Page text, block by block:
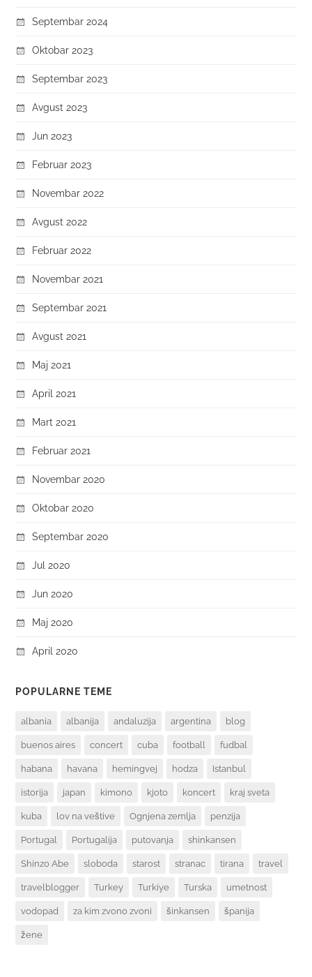
Septembar 2024
Oktobar 2023
Septembar 2023
Avgust 2023
Jun 2023
Februar 2023
Novembar 2022
Avgust 2022
Februar 2022
Novembar 2021
Septembar 2021
Avgust 2021
Maj 2021
April 2021
Mart 2021
Februar 2021
Novembar 2020
Oktobar 2020
Septembar 2020
Jul 2020
Jun 2020
Maj 2020
April 2020
POPULARNE TEME
albania albanija andaluzija argentina blog
buenos aires concert cuba football fudbal
habana havana hemingvej hodza Istanbul
istorija japan kimono kjoto koncert kraj sveta
kuba lov na veštive Ognjena zemlja penzija
Portugal Portugalija putovanja shinkansen
Shinzo Abe sloboda starost stranac tirana travel
travelblogger Turkey Turkiye Turska umetnost
vodopad za kim zvono zvoni šinkansen španija
žene